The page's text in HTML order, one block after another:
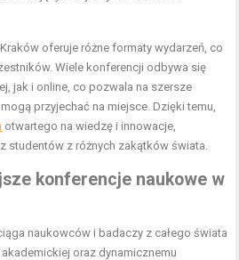
oferuje różne formaty wydarzeń, co
Wiele konferencji odbywa się
jak i online, co pozwala na szersze
przyjechać na miejsce. Dzięki temu,
otwartego na wiedzę i innowacje,
studentów z różnych zakątków świata.
konferencje naukowe w
naukowców i badaczy z całego świata
oraz dynamicznemu